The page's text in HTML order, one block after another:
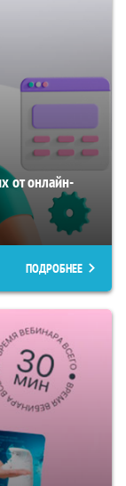
от онлайн-
ПОДРОБНЕЕ